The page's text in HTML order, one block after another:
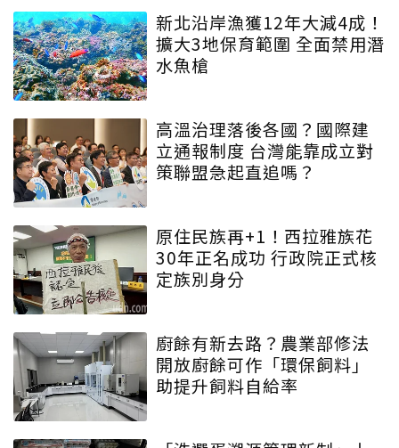
新北沿岸漁獲12年大減4成！
擴大3地保育範圍 全面禁用潛
水魚槍
高溫治理落後各國？國際建
立通報制度 台灣能靠成立對
策聯盟急起直追嗎？
原住民族再+1！西拉雅族花
30年正名成功 行政院正式核
定族別身分
廚餘有新去路？農業部修法
開放廚餘可作「環保飼料」
助提升飼料自給率